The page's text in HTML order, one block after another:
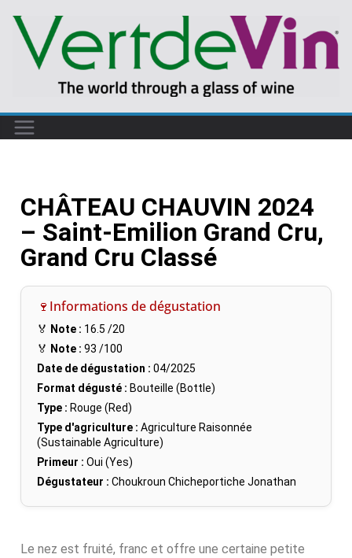
CHÂTEAU CHAUVIN 2024
– Saint-Emilion Grand Cru,
Grand Cru Classé
🍷Informations de dégustation
🏅 Note : 16.5 /20
🏅 Note : 93 /100
Date de dégustation : 04/2025
Format dégusté : Bouteille (Bottle)
Type : Rouge (Red)
Type d'agriculture : Agriculture Raisonnée
(Sustainable Agriculture)
Primeur : Oui (Yes)
Dégustateur : Choukroun Chicheportiche Jonathan
Le nez est fruité, franc et offre une certaine petite